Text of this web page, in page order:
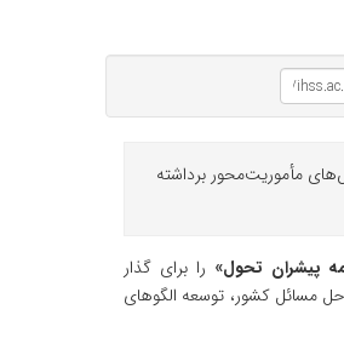
مأموریت‌محور برداشته
پیشران تحول» را برای گذار
حل مسائل کشور، توسعه الگوهای